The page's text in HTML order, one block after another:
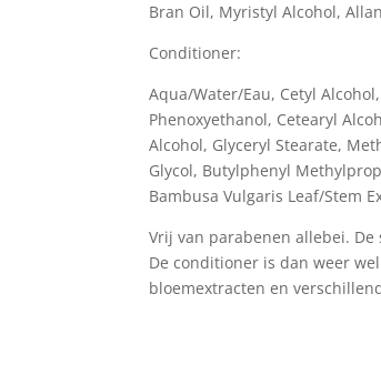
Bran Oil, Myristyl Alcohol,
Conditioner:
Aqua/Water/Eau, Cetyl
Phenoxyethanol, Cetearyl
Alcohol, Glyceryl Stearate,
Glycol, Butylphenyl
Bambusa Vulgaris Leaf/Stem
Vrij van parabenen allebei.
De conditioner is dan weer
bloemextracten en